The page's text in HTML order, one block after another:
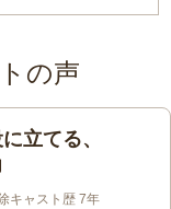
の声
立てる、
キャスト歴 7年